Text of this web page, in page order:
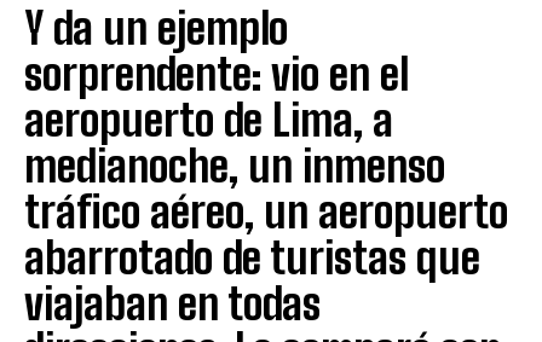
Y da un ejemplo
sorprendente: vio en el
aeropuerto de Lima, a
medianoche, un inmenso
tráfico aéreo, un aeropuerto
abarrotado de turistas que
viajaban en todas